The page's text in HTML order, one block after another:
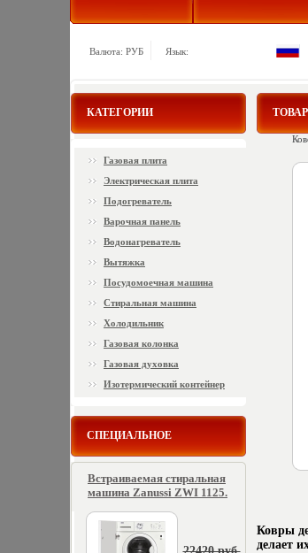
Валюта: РУБ Язык:
КАТЕГОРИИ
Газовая плита
Электрическая плита
Подогреватель
Варочная панель
Водонагреватель
Вытяжка
Посудомоечная машина
Стиральная машина
Холодильник
Газовая колонка
Газовая духовка
Изотермический контейнер
СПЕЦИАЛЬНОЕ
Встраиваемая стиральная
машина Zanussi ZWI 1125.
Ковры
делает